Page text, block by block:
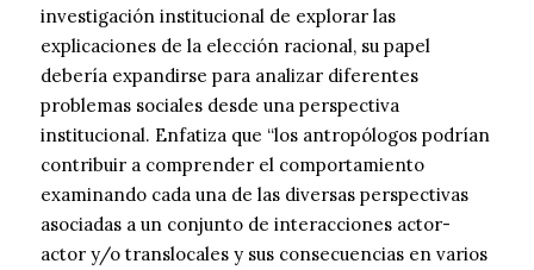
investigación institucional de explorar las
explicaciones de la elección racional, su papel
debería expandirse para analizar diferentes
problemas sociales desde una perspectiva
institucional. Enfatiza que “los antropólogos podrían
contribuir a comprender el comportamiento
examinando cada una de las diversas perspectivas
asociadas a un conjunto de interacciones actor-
actor y/o translocales y sus consecuencias en varios